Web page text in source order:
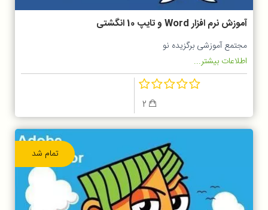
آموزش نرم افزار Word و تایپ 10 انگشتی
مجتمع آموزشی برگزیده نو
اطلاعات بیشتر...
تمام شد